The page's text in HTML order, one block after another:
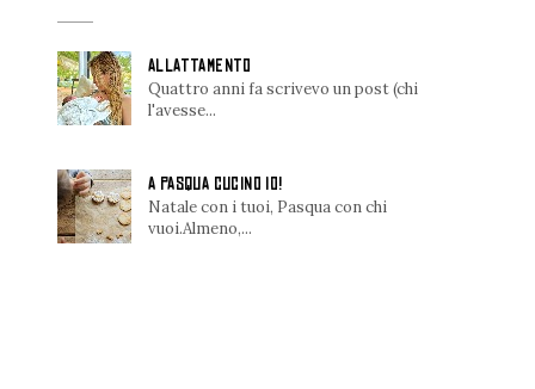
ALLATTAMENTO
Quattro anni fa scrivevo un post (chi
l'avesse...
A PASQUA CUCINO IO!
Natale con i tuoi, Pasqua con chi
vuoi.Almeno,...